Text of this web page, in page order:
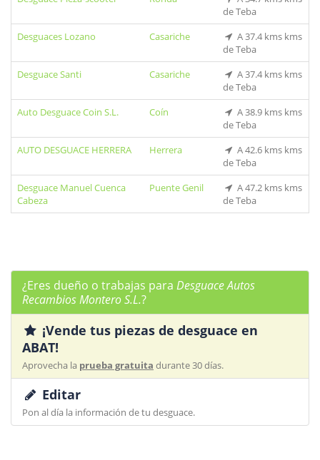
de Teba
Desguaces Lozano
Casariche
A 37.4 kms kms
de Teba
Desguace Santi
Casariche
A 37.4 kms kms
de Teba
Auto Desguace Coin S.L.
Coín
A 38.9 kms kms
de Teba
AUTO DESGUACE HERRERA
Herrera
A 42.6 kms kms
de Teba
Desguace Manuel Cuenca
Cabeza
Puente Genil
A 47.2 kms kms
de Teba
¿Eres dueño o trabajas para Desguace Autos
Recambios Montero S.L.?
¡Vende tus piezas de desguace en
ABAT!
Aprovecha la prueba gratuita durante 30 días.
Editar
Pon al día la información de tu desguace.